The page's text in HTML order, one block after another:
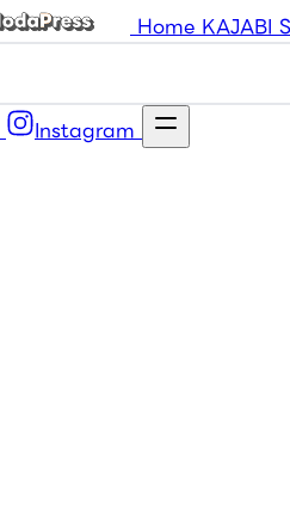
Home KAJABI
Instagram